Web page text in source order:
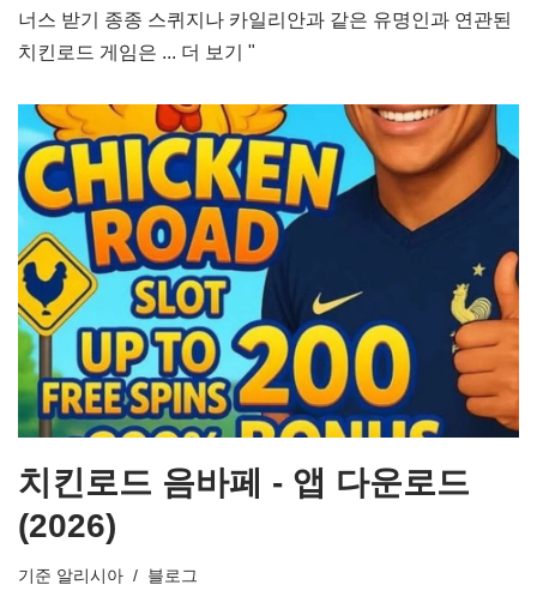
너스 받기 종종 스퀴지나 카일리안과 같은 유명인과 연관된
치킨로드 게임은 ... 더 보기 "
치킨로드 음바페 - 앱 다운로드
(2026)
기준 알리시아 블로그